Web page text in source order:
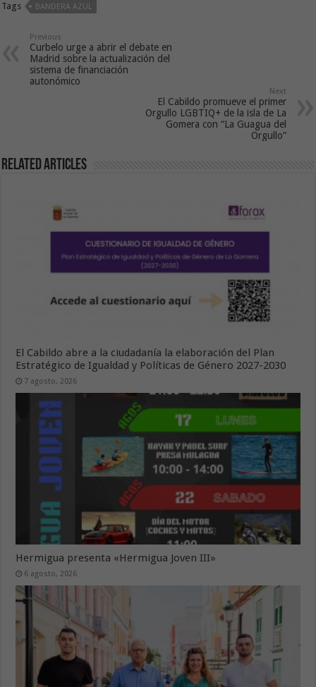
Tags BANDERA AZUL
Previous
Curbelo urge a abrir el debate en
Madrid sobre la actualización del
sistema de financiación
autonómico
Next
El Cabildo promueve el primer
Orgullo LGBTIQ+ de la isla de La
Gomera con “La Guagua del
Orgullo”
Related Articles
El Cabildo abre a la ciudadanía la elaboración del Plan
Estratégico de Igualdad y Políticas de Género 2027-2030
7 agosto, 2026
Hermigua presenta «Hermigua Joven III»
6 agosto, 2026